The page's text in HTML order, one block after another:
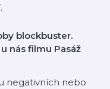
blockbuster.
nás filmu Pasáž
negativních nebo